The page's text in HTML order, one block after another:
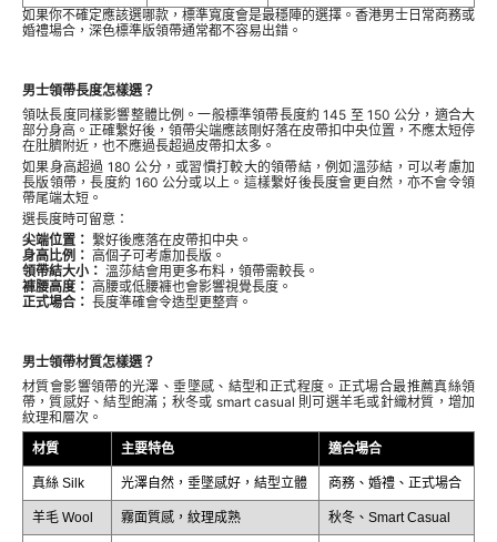
如果你不確定應該選哪款，標準寬度會是最穩陣的選擇。香港男士日常商務或
婚禮場合，深色標準版領帶通常都不容易出錯。
男士領帶長度怎樣選？
領呔長度同樣影響整體比例。一般標準領帶長度約 145 至 150 公分，適合大
部分身高。正確繫好後，領帶尖端應該剛好落在皮帶扣中央位置，不應太短停
在肚臍附近，也不應過長超過皮帶扣太多。
如果身高超過 180 公分，或習慣打較大的領帶結，例如溫莎結，可以考慮加
長版領帶，長度約 160 公分或以上。這樣繫好後長度會更自然，亦不會令領
帶尾端太短。
選長度時可留意：
尖端位置： 繫好後應落在皮帶扣中央。
身高比例： 高個子可考慮加長版。
領帶結大小： 溫莎結會用更多布料，領帶需較長。
褲腰高度： 高腰或低腰褲也會影響視覺長度。
正式場合： 長度準確會令造型更整齊。
男士領帶材質怎樣選？
材質會影響領帶的光澤、垂墜感、結型和正式程度。正式場合最推薦真絲領
帶，質感好、結型飽滿；秋冬或 smart casual 則可選羊毛或針織材質，增加
紋理和層次。
材質 主要特色 適合場合
真絲 Silk 光澤自然，垂墜感好，結型立體 商務、婚禮、正式場合
羊毛 Wool 霧面質感，紋理成熟 秋冬、Smart Casual